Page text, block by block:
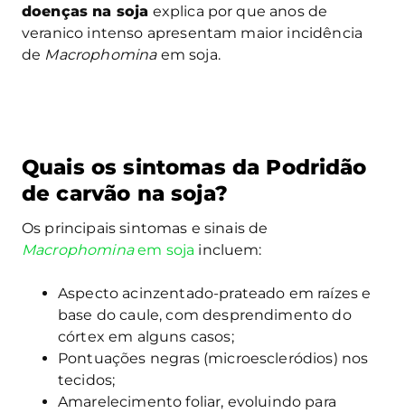
doenças na soja explica por que anos de
veranico intenso apresentam maior incidência
de Macrophomina em soja.
Quais os sintomas da Podridão
de carvão na soja?
Os principais sintomas e sinais de
Macrophominaem soja incluem:
Aspecto acinzentado-prateado em raízes e
base do caule, com desprendimento do
córtex em alguns casos;
Pontuações negras (microescleródios) nos
tecidos;
Amarelecimento foliar, evoluindo para